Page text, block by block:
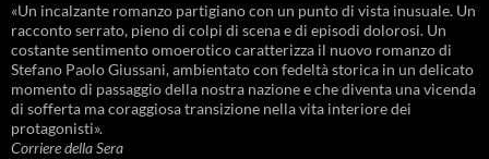
«Un incalzante romanzo partigiano con un punto di vista inusuale. Un
racconto serrato, pieno di colpi di scena e di episodi dolorosi. Un
costante sentimento omoerotico caratterizza il nuovo romanzo di
Stefano Paolo Giussani, ambientato con fedeltà storica in un delicato
momento di passaggio della nostra nazione e che diventa una vicenda
di sofferta ma coraggiosa transizione nella vita interiore dei
protagonisti».
Corriere della Sera